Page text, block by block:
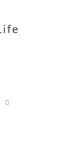
0